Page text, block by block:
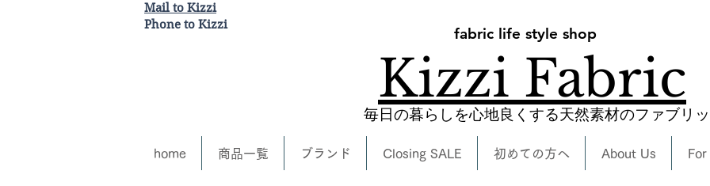
Mail to Kizzi
Phone to Kizzi
fabric life style shop
Kizzi Fabric
毎日の暮らしを心地良くする天然素材のファブリ
home 商品一覧 ブランド Closing SALE 初めての方へ About Us